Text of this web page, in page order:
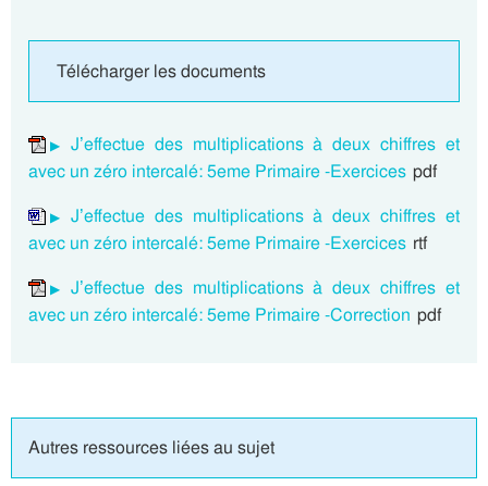
Télécharger les documents
J’effectue des multiplications à deux chiffres et
avec un zéro intercalé: 5eme Primaire -Exercices pdf
J’effectue des multiplications à deux chiffres et
avec un zéro intercalé: 5eme Primaire -Exercices rtf
J’effectue des multiplications à deux chiffres et
avec un zéro intercalé: 5eme Primaire -Correction pdf
Autres ressources liées au sujet